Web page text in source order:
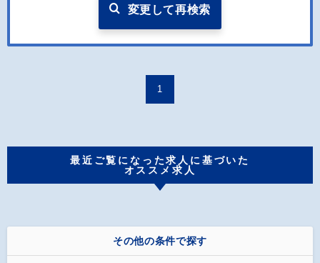
変更して再検索
1
最近ご覧になった求人に基づいた
オススメ求人
その他の条件で探す